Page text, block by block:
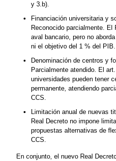
y 3.b).
Financiación universitaria y
Reconocido parcialmente.
aval bancario, pero no
ni el objetivo del 1 % del PIB.
Denominación de centros y
Parcialmente atendido. El
universidades pueden tener
permanente, atendiendo
CCS.
Limitación anual de nuevas
Real Decreto no impone
propuestas alternativas de
CCS.
En conjunto, el nuevo Real